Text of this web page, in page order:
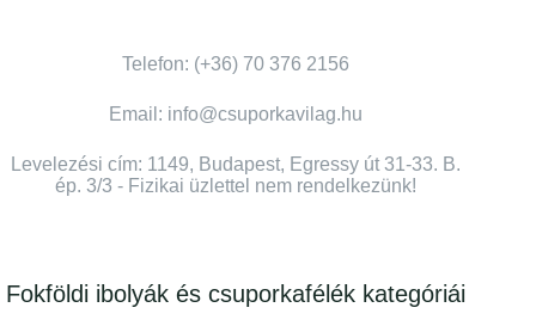
Telefon: (+36) 70 376 2156
Email: info@csuporkavilag.hu
Levelezési cím: 1149, Budapest, Egressy út 31-33. B.
ép. 3/3 - Fizikai üzlettel nem rendelkezünk!
Fokföldi ibolyák és csuporkafélék kategóriái